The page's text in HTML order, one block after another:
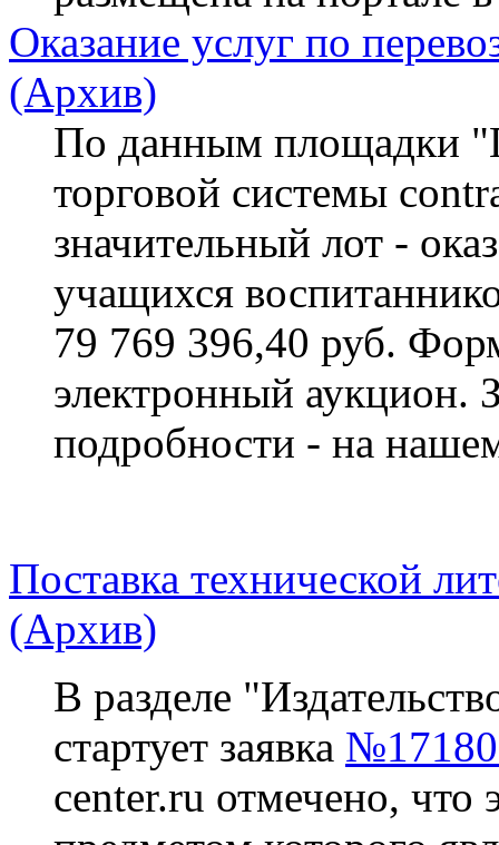
Оказание услуг по
(Архив)
По данным площадки
торговой системы
значительный лот -
учащихся
79 769 396,40 руб.
электронный аукцион.
подробности - на
Поставка технической
(Архив)
В разделе
стартует заявка
center.ru отмечено, что